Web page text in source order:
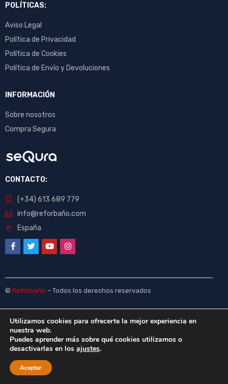
POLÍTICAS:
Aviso Legal
Política de Privacidad
Política de Cookies
Política de Envío y Devoluciones
INFORMACIÓN
Sobre nosotros
Compra Segura
CONTACTO:
(+34) 613 689 779
info@reforbaño.com
España
© Reforbaño – Todos los derechos reservados
Utilizamos cookies para ofrecerte la mejor experiencia en
nuestra web.
Puedes aprender más sobre qué cookies utilizamos o
desactivarlas en los ajustes.
Aceptar